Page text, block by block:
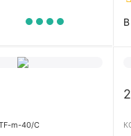
m-40/C